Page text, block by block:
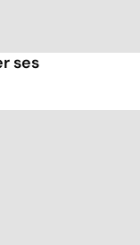
ses